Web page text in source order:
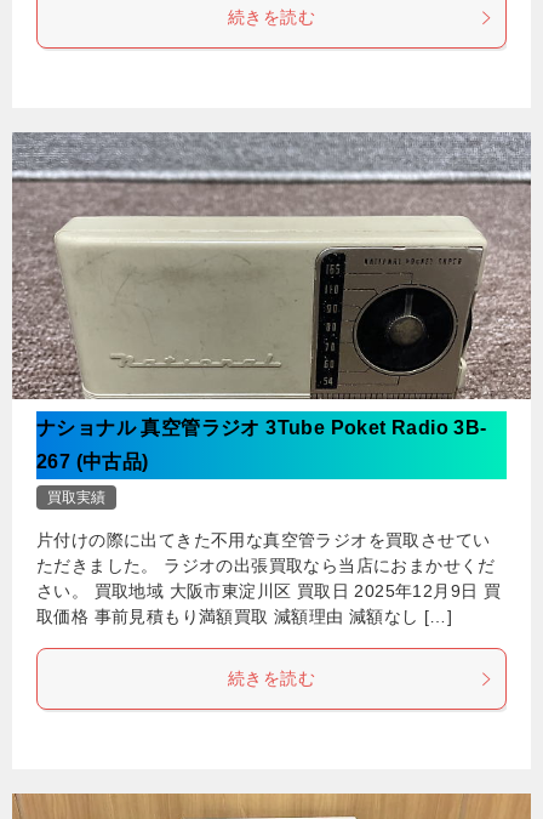
続きを読む
ナショナル 真空管ラジオ 3Tube Poket Radio 3B-
267 (中古品)
買取実績
片付けの際に出てきた不用な真空管ラジオを買取させてい
ただきました。 ラジオの出張買取なら当店におまかせくだ
さい。 買取地域 大阪市東淀川区 買取日 2025年12月9日 買
取価格 事前見積もり満額買取 減額理由 減額なし […]
続きを読む